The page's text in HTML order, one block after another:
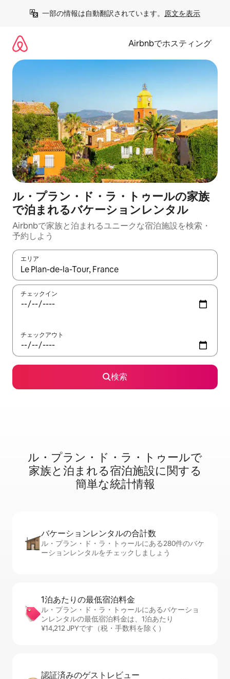
一部の情報は自動翻訳されています。 原文を表示
Airbnbでホスティング
ル・プラン・ド・ラ・トゥールの家族
で泊まれるバケーションレンタル
Airbnbで家族と泊まれるユニークな宿泊施設を検索・
予約しよう
エリア
検索結果が表示されたら、上下の矢印キーを使って移動するか
チェックイン
チェックアウト
検索
ル・プラン・ド・ラ・トゥールで
家⁠族⁠と泊⁠ま⁠れ⁠る宿⁠泊⁠施⁠設⁠に関⁠す⁠る
簡⁠単⁠な統⁠計⁠情⁠報
バケーションレ⁠ン⁠タ⁠ル⁠の合⁠計⁠数
ル・プラン・ド・ラ・トゥールにある280件のバケ
ーションレンタルをチェックしましょう
1泊あたりの最⁠低⁠宿⁠泊⁠料⁠金
ル・プラン・ド・ラ・トゥールにあるバケーショ
ンレンタルの最低宿泊料金は、1泊あたり
¥14,212 JPYです（税・手数料を除く）
認証済みのゲ⁠ス⁠ト⁠レ⁠ビ⁠ュ⁠ー